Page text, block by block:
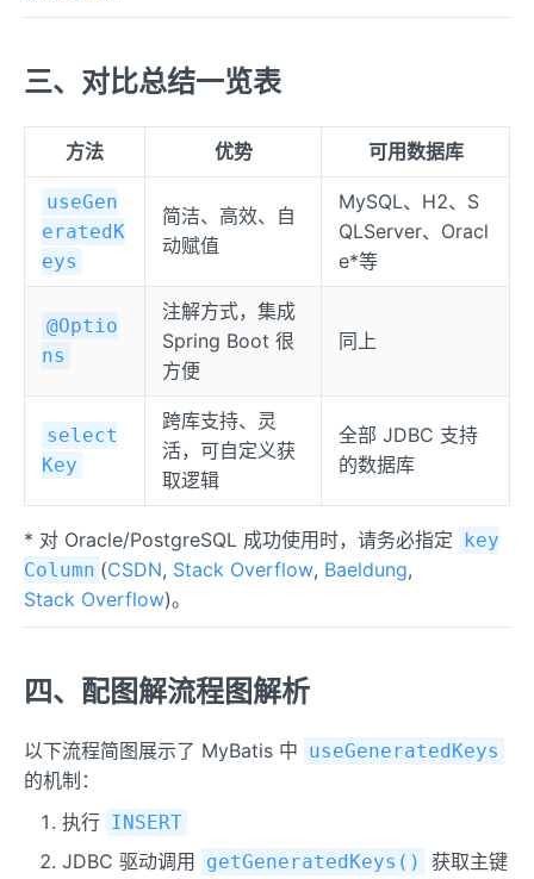
三、对比总结一览表
方法 优势 可用数据库
useGen
eratedK
eys
简洁、高效、自
动赋值
MySQL、H2、S
QLServer、Oracl
e*等
@Optio
ns
注解方式，集成
Spring Boot 很
方便
同上
select
Key
跨库支持、灵
活，可自定义获
取逻辑
全部 JDBC 支持
的数据库
* 对 Oracle/PostgreSQL 成功使用时，请务必指定
key
Column (CSDN, Stack Overflow, Baeldung,
Stack Overflow)。
四、配图解流程图解析
以下流程简图展示了 MyBatis 中 useGeneratedKeys
的机制：
执行 INSERT
JDBC 驱动调用 getGeneratedKeys() 获取主键